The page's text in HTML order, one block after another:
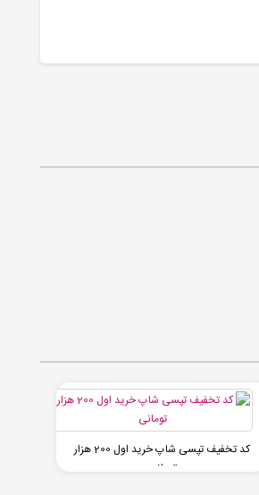
کد تخفیف تپسی شاپ خرید اول 200 هزار
تومانی